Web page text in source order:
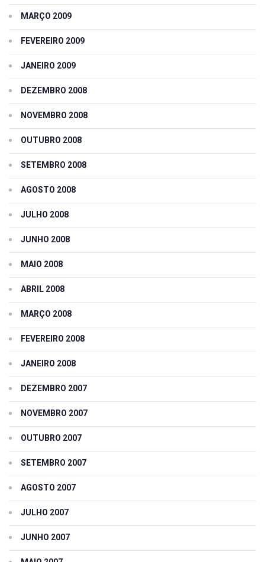
MARÇO 2009
FEVEREIRO 2009
JANEIRO 2009
DEZEMBRO 2008
NOVEMBRO 2008
OUTUBRO 2008
SETEMBRO 2008
AGOSTO 2008
JULHO 2008
JUNHO 2008
MAIO 2008
ABRIL 2008
MARÇO 2008
FEVEREIRO 2008
JANEIRO 2008
DEZEMBRO 2007
NOVEMBRO 2007
OUTUBRO 2007
SETEMBRO 2007
AGOSTO 2007
JULHO 2007
JUNHO 2007